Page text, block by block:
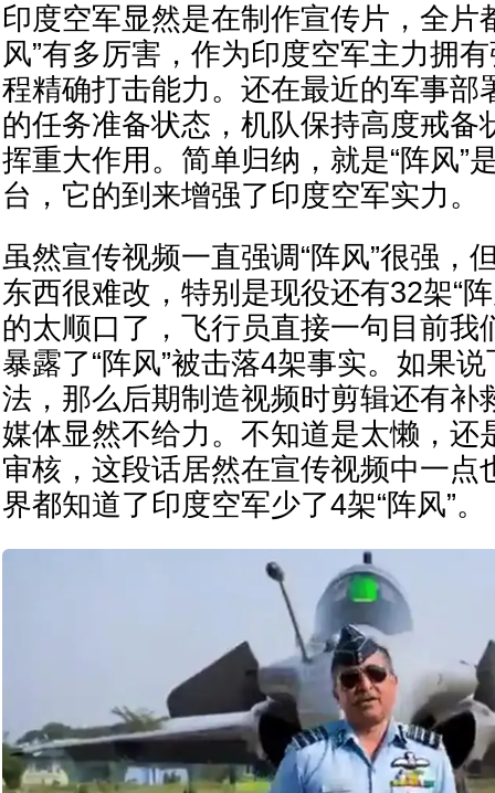
印度空军显然是在制作宣传片，全片
风”有多厉害，作为印度空军主力拥
程精确打击能力。还在最近的军事部
的任务准备状态，机队保持高度戒备
挥重大作用。简单归纳，就是“阵风”
台，它的到来增强了印度空军实力。
虽然宣传视频一直强调“阵风”很强，
东西很难改，特别是现役还有32架“
的太顺口了，飞行员直接一句目前我
暴露了“阵风”被击落4架事实。如果
法，那么后期制造视频时剪辑还有补
媒体显然不给力。不知道是太懒，还
审核，这段话居然在宣传视频中一点
界都知道了印度空军少了4架“阵风”。